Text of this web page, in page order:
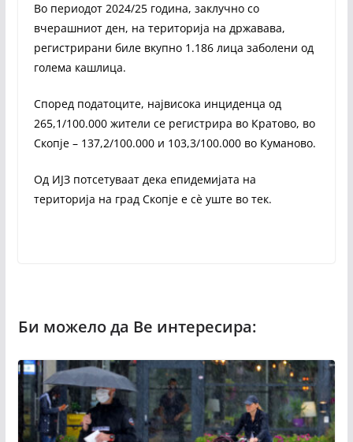
Во периодот 2024/25 година, заклучно со
вчерашниот ден, на територија на државава,
регистрирани биле вкупно 1.186 лица заболени од
голема кашлица.
Според податоците, највисока инциденца од
265,1/100.000 жители се регистрира во Кратово, во
Скопје – 137,2/100.000 и 103,3/100.000 во Куманово.
Од ИЈЗ потсетуваат дека епидемијата на
територија на град Скопје е сè уште во тек.